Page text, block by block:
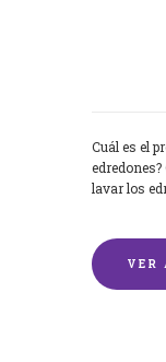
Cuál es el
lavar los
VER